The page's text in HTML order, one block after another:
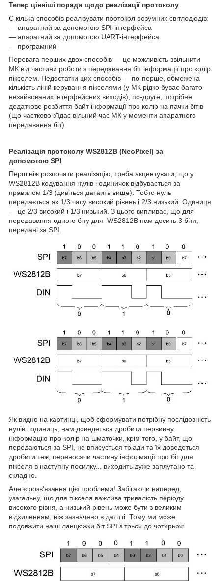
Тепер цінніші поради щодо реалізації протоколу
Є кілька способів реалізувати протокол розумних світлодіодів:
— апаратний за допомогою SPI-інтерфейса
— апаратний за допомогою UART-інтерфейса
— програмний
Перевага перших двох способів — це можливість звільнити
МК від частини роботи з передавання біт інформації про колір
пікселем. Недостатки цих способів — по-перше, обмежена
кількість ліній керування пікселями (у МК рідко буває багато
незайвованих інтерфейсних виходів), по-друге, потрібне
додаткове розбиття байт інформації про колір на пачки бітів
(що частково з'їдає вільний час МК у моменти апаратного
передавання біт)
Реалізація протоколу WS2812B (NeoPixel) за
допомогою SPI
Перш ніж розпочати реалізацію, треба акцентувати, що у
WS2812B кодування нулів і одиничок відбувається за
правилом 1/3 (дивіться датаить вище). Тобто нуль
передається як 1/3 часу високий рівень і 2/3 низький. Одиниця
— це 2/3 високий і 1/3 низький. З цього випливає, що для
передавання одного біту для WS2812B нам досить 3 біти,
передані за SPI.
Як видно на картинці, щоб сформувати потрібну послідовність
нулів і одиниць, нам доведеться дробити первинну
інформацію про колір на шматочки, крім того, у байт, що
передаються за SPI, не вписується тріади та їх доведеться
дробити теж, переносячи частину інформації про біт для
пікселя в наступну посилку... виходить дуже заплутано та
складно.
Але є розв'язання цієї проблеми! Забігаючи наперед,
узагальну, що для пікселя важлива тривалість періоду
високого рівня, а низький рівень може бути з великим
відхиленням, ніж зазначено в датітті. Тому ми може
подовжити наші ланцюжки біт SPI з трьох до чотирьох: